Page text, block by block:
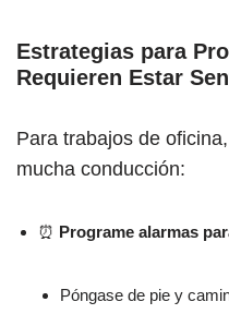
Estrategias para
Requieren Estar
Para trabajos de
mucha conducción:
⏰ Programe alarmas
Póngase de pie y